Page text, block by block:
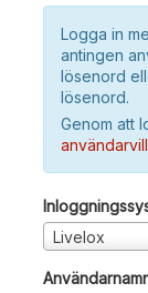
Logga in
antingen
lösenord
lösenord.
Genom att
Livelox